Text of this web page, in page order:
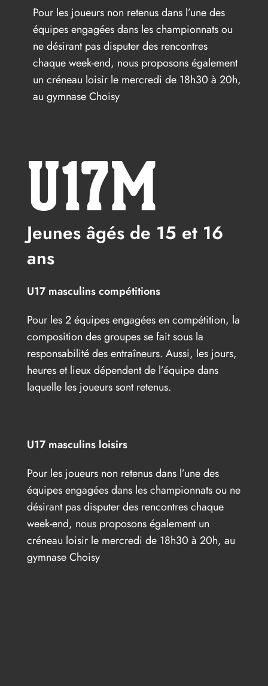
Pour les joueurs non retenus dans l’une des
équipes engagées dans les championnats ou
ne désirant pas disputer des rencontres
chaque week-end, nous proposons également
un créneau loisir le mercredi de 18h30 à 20h,
au gymnase Choisy
U17M
Jeunes âgés de 15 et 16
ans
U17 masculins compétitions
Pour les 2 équipes engagées en compétition, la
composition des groupes se fait sous la
responsabilité des entraîneurs. Aussi, les jours,
heures et lieux dépendent de l’équipe dans
laquelle les joueurs sont retenus.
U17 masculins loisirs
Pour les joueurs non retenus dans l’une des
équipes engagées dans les championnats ou ne
désirant pas disputer des rencontres chaque
week-end, nous proposons également un
créneau loisir le mercredi de 18h30 à 20h, au
gymnase Choisy